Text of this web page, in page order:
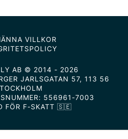
VILLKOR
AB © 2014 - 2026
JARLSGATAN 57, 113 56
556961-7003
FÖR F-SKATT 🇸🇪